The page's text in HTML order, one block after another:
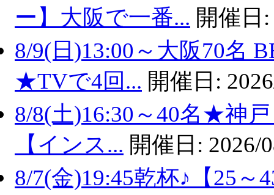
ー】大阪で一番... 開催日
8/9(日)13:00～大阪70名
★TVで4回... 開催日:
8/8(土)16:30～40名★神
【インス... 開催日: 2026/
8/7(金)19:45乾杯♪【25